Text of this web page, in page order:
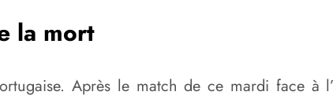
la mort
Après le match de ce mardi face à